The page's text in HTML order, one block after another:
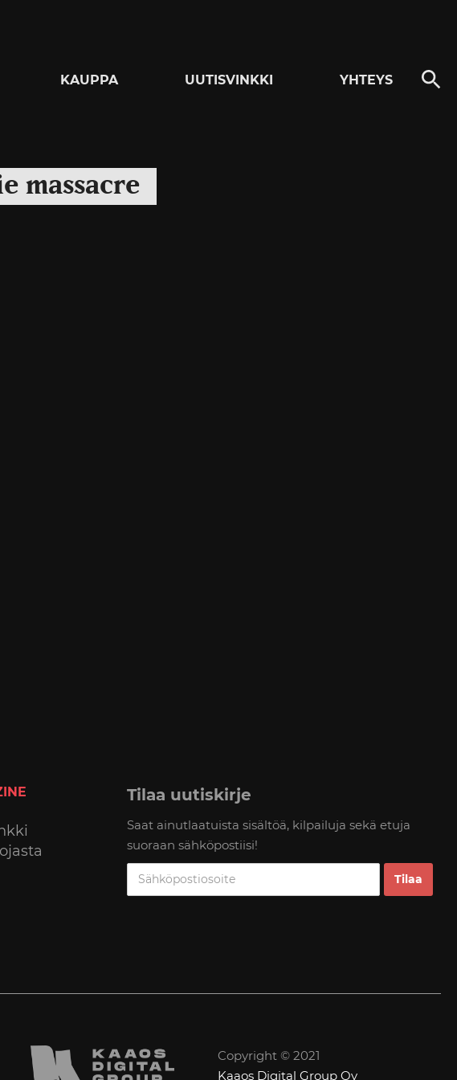
KAUPPA UUTISVINKKI YHTEYS
massacre
Tilaa uutiskirje
Saat ainutlaatuista sisältöä, kilpailuja sekä etuja
suoraan sähköpostiisi!
Copyright © 2021
Kaaos Digital Group Oy